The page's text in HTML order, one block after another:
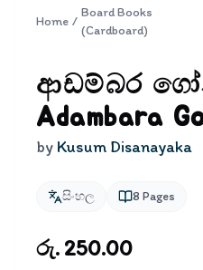
Home /
Board Books
(Cardboard)
ආඩම්බර
Adambara
by Kusum Disanayaka
සිංහල 8 Pages
රු. 250.00